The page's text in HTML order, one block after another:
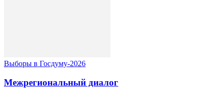
Выборы в Госдуму-2026
Межрегиональный диалог